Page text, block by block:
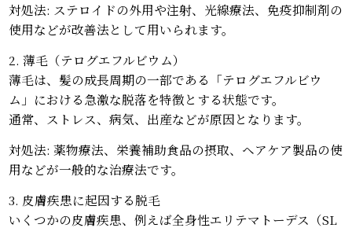
対処法: ステロイドの外用や注射、光線療法、免疫抑制剤の
使用などが改善法として用いられます。
2. 薄毛（テログエフルビウム）
薄毛は、髪の成長周期の一部である「テログエフルビウ
ム」における急激な脱落を特徴とする状態です。
通常、ストレス、病気、出産などが原因となります。
対処法: 薬物療法、栄養補助食品の摂取、ヘアケア製品の使
用などが一般的な治療法です。
3. 皮膚疾患に起因する脱毛
いくつかの皮膚疾患、例えば全身性エリテマトーデス（SL